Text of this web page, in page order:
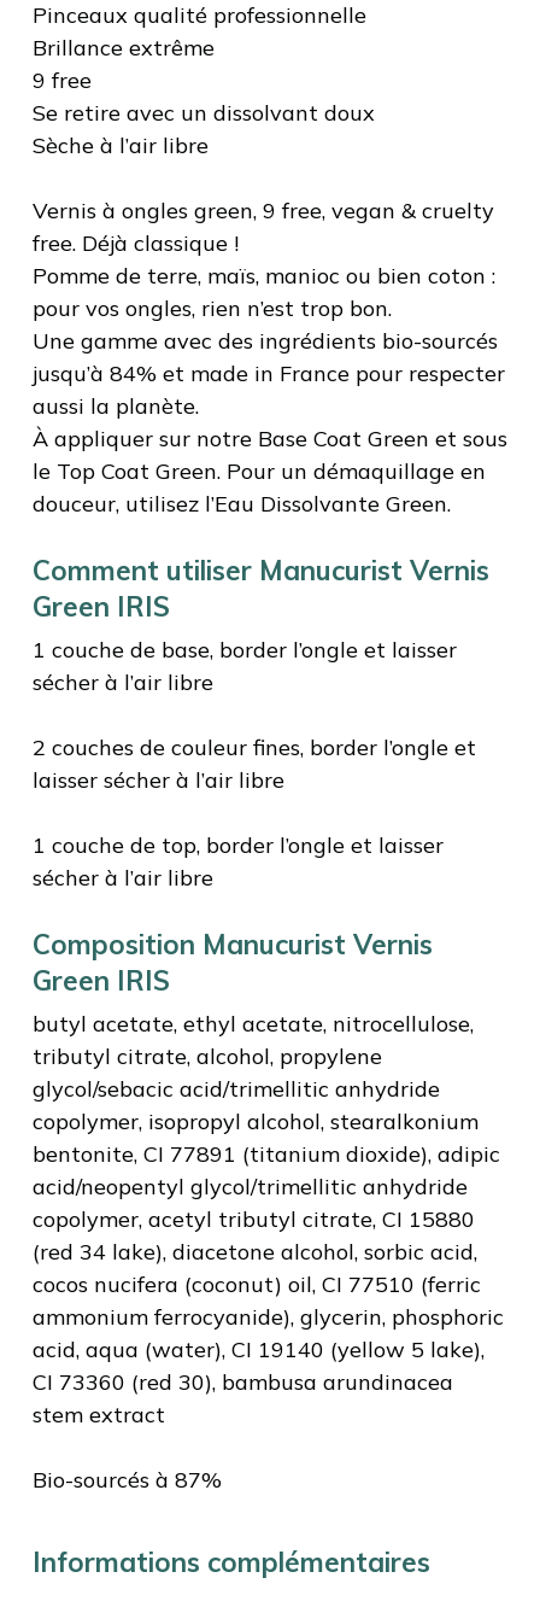
Pinceaux qualité professionnelle
Brillance extrême
9 free
Se retire avec un dissolvant doux
Sèche à l’air libre
Vernis à ongles green, 9 free, vegan & cruelty
free. Déjà classique !
Pomme de terre, maïs, manioc ou bien coton :
pour vos ongles, rien n’est trop bon.
Une gamme avec des ingrédients bio-sourcés
jusqu’à 84% et made in France pour respecter
aussi la planète.
À appliquer sur notre Base Coat Green et sous
le Top Coat Green. Pour un démaquillage en
douceur, utilisez l’Eau Dissolvante Green.
Comment utiliser Manucurist Vernis
Green IRIS
1 couche de base, border l’ongle et laisser
sécher à l’air libre
2 couches de couleur fines, border l’ongle et
laisser sécher à l’air libre
1 couche de top, border l’ongle et laisser
sécher à l’air libre
Composition Manucurist Vernis
Green IRIS
butyl acetate, ethyl acetate, nitrocellulose,
tributyl citrate, alcohol, propylene
glycol/sebacic acid/trimellitic anhydride
copolymer, isopropyl alcohol, stearalkonium
bentonite, CI 77891 (titanium dioxide), adipic
acid/neopentyl glycol/trimellitic anhydride
copolymer, acetyl tributyl citrate, CI 15880
(red 34 lake), diacetone alcohol, sorbic acid,
cocos nucifera (coconut) oil, CI 77510 (ferric
ammonium ferrocyanide), glycerin, phosphoric
acid, aqua (water), CI 19140 (yellow 5 lake),
CI 73360 (red 30), bambusa arundinacea
stem extract
Bio-sourcés à 87%
Informations complémentaires